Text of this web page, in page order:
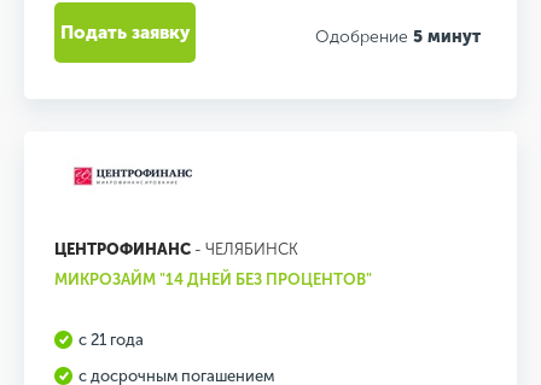
Одобрение 5 минут
Подать заявку
ЦЕНТРОФИНАНС - ЧЕЛЯБИНСК
МИКРОЗАЙМ "14 ДНЕЙ БЕЗ ПРОЦЕНТОВ"
с 21 года
с досрочным погашением